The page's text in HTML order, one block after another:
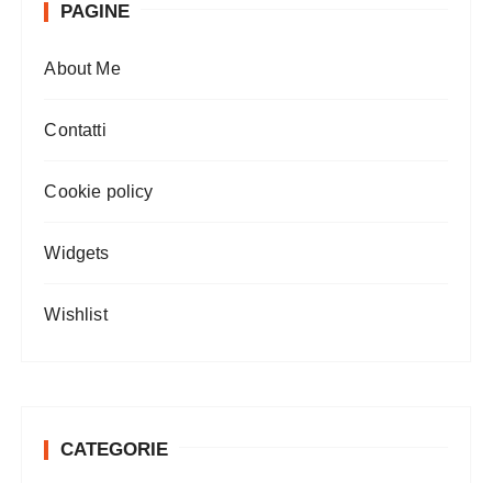
PAGINE
About Me
Contatti
Cookie policy
Widgets
Wishlist
CATEGORIE